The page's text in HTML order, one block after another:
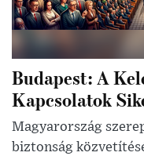
Budapest: A
Kapcsolatok
Magyarország
biztonság